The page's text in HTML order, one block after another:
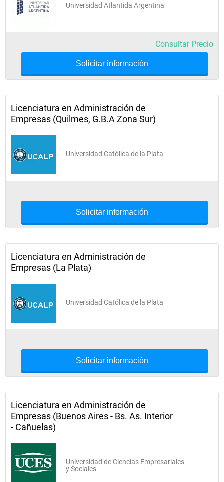
Universidad Atlantida Argentina
Consultar Precio
Solicitar información
Licenciatura en Administración de
Empresas (Quilmes, G.B.A Zona Sur)
Universidad Católica de la Plata
Solicitar información
Licenciatura en Administración de
Empresas (La Plata)
Universidad Católica de la Plata
Solicitar información
Licenciatura en Administración de
Empresas (Buenos Aires - Bs. As. Interior
- Cañuelas)
Universidad de Ciencias Empresariales
y Sociales